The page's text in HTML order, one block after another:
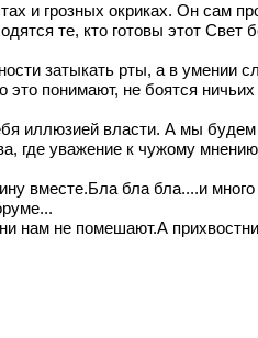
и грозных окриках. Он сам
те, кто готовы этот Свет
затыкать рты, а в умении
понимают, не боятся
иллюзией власти. А мы
где уважение к чужому
вместе.Бла бла бла....и
нам не помешают.А